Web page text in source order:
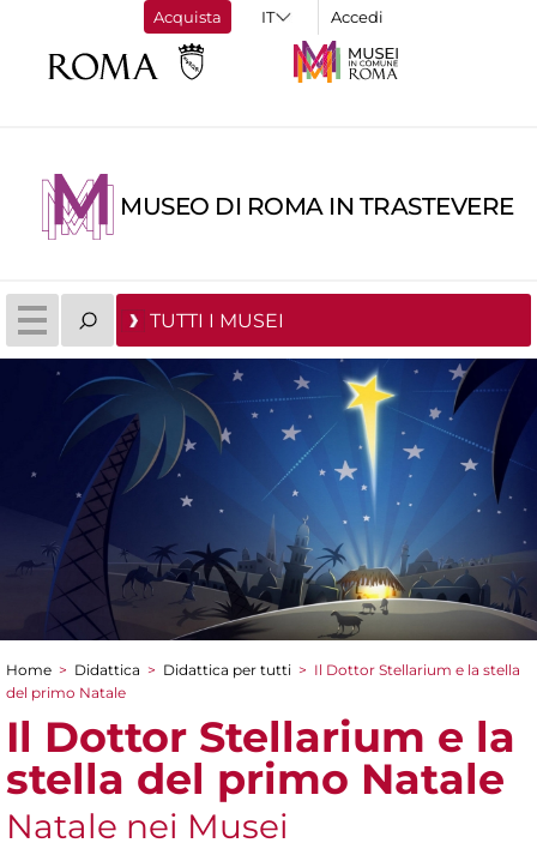
Acquista Accedi
MUSEO DI ROMA IN TRASTEVERE
TUTTI I MUSEI
Tu sei qui
Home > Didattica > Didattica per tutti > Il Dottor Stellarium e la stella
del primo Natale
Il Dottor Stellarium e la
stella del primo Natale
Natale nei Musei